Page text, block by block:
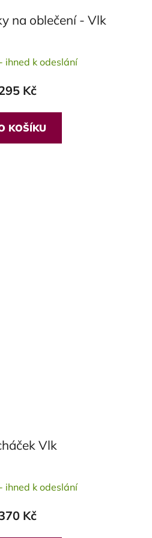
na oblečení - Vlk
hodnocení
je
5,0
z
5
ihned k odeslání
Kč
KOŠÍKU
Vlk
hodnocení
je
5,0
ihned k odeslání
Kč